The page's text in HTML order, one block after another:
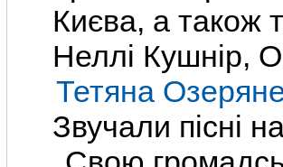
Києва, а також
Неллі Кушнір,
Тетяна
Звучали пісні